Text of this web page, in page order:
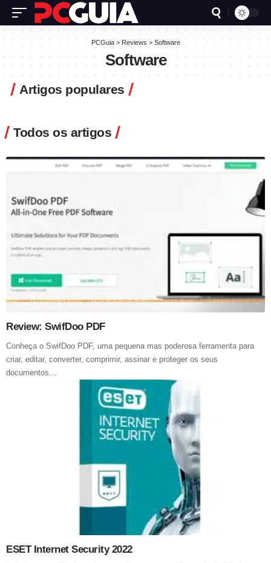
PCGuia> Reviews > Software
Software
Artigos populares
Todos os artigos
Review: SwifDoo PDF
Conheça o SwifDoo PDF, uma pequena mas poderosa ferramenta para
criar, editar, converter, comprimir, assinar e proteger os seus
documentos…
ESET Internet Security 2022